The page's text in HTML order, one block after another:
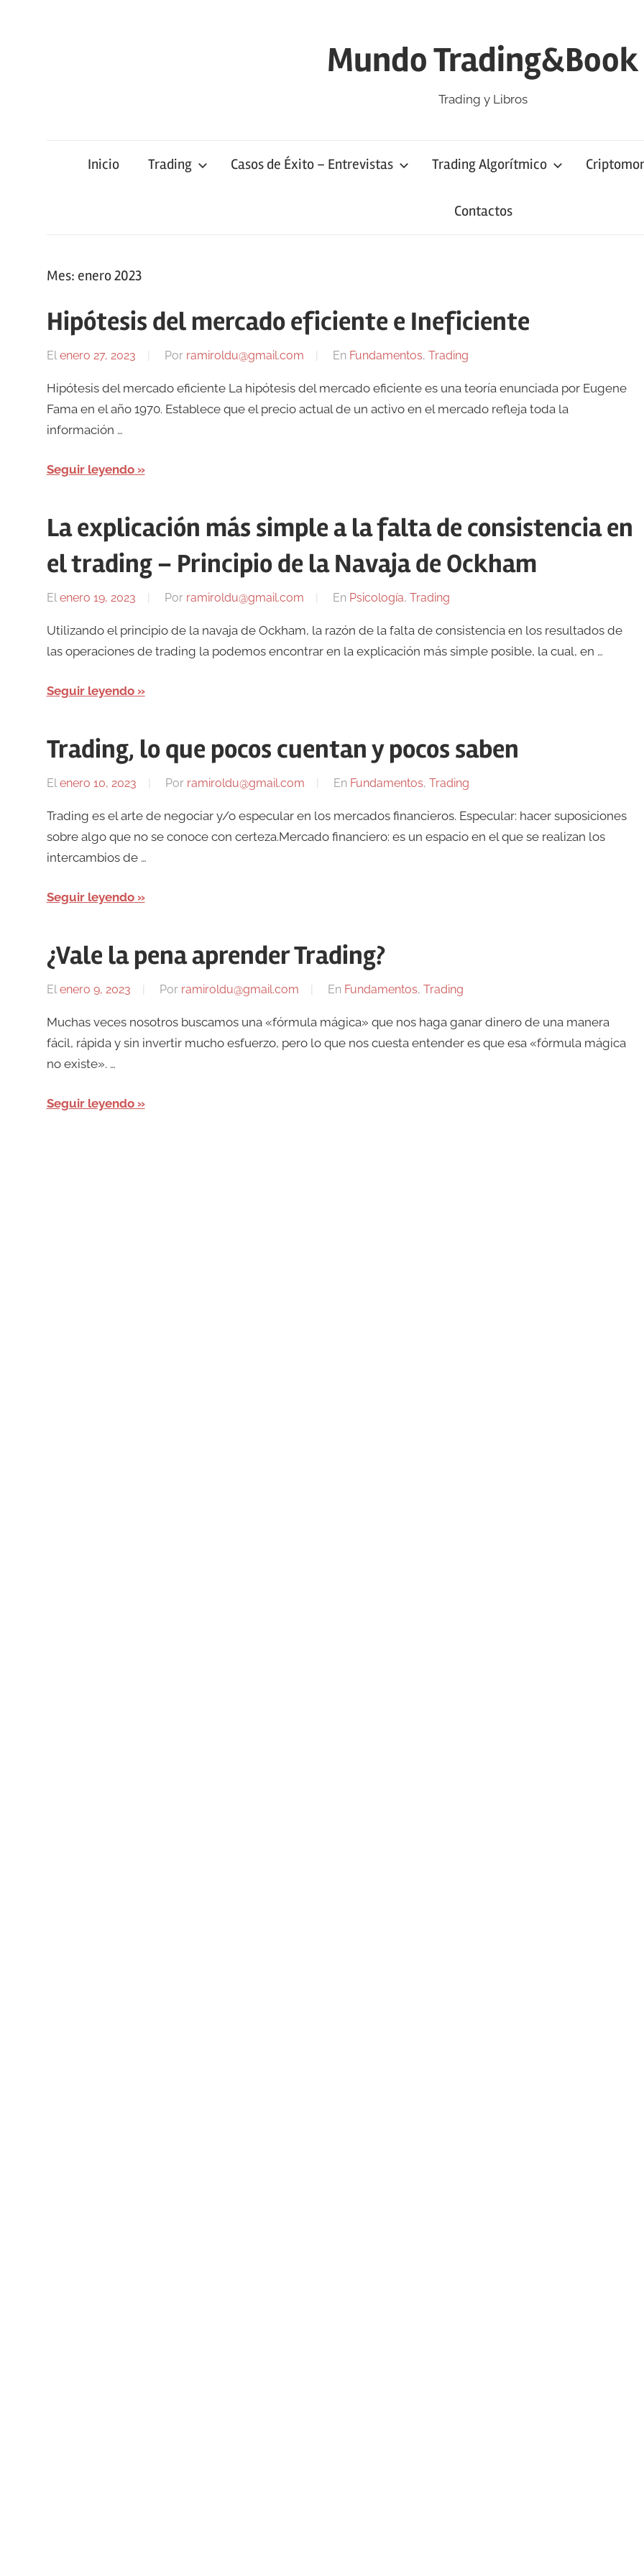
Mundo Trading&Book
Trading y Libros
Inicio Trading Casos de Éxito – Entrevistas Trading Algorítmico
Contactos
Mes: enero 2023
Hipótesis del mercado eficiente e Ineficiente
Elenero 27, 2023 Por ramiroldu@gmail.com En Fundamentos, Trading
Hipótesis del mercado eficiente La hipótesis del mercado eficiente es una teoría enunciada por Eugene
Fama en el año 1970. Establece que el precio actual de un activo en el mercado refleja toda la
información …
Seguir leyendo
La explicación más simple a la falta de consistencia en
el trading – Principio de la Navaja de Ockham
Elenero 19, 2023 Por ramiroldu@gmail.com En Psicología, Trading
Utilizando el principio de la navaja de Ockham, la razón de la falta de consistencia en los resultados de
las operaciones de trading la podemos encontrar en la explicación más simple posible, la cual, en …
Seguir leyendo
Trading, lo que pocos cuentan y pocos saben
Elenero 10, 2023 Por ramiroldu@gmail.com En Fundamentos, Trading
Trading es el arte de negociar y/o especular en los mercados financieros. Especular: hacer suposiciones
sobre algo que no se conoce con certeza.Mercado financiero: es un espacio en el que se realizan los
intercambios de …
Seguir leyendo
¿Vale la pena aprender Trading?
Elenero 9, 2023 Por ramiroldu@gmail.com En Fundamentos, Trading
Muchas veces nosotros buscamos una «fórmula mágica» que nos haga ganar dinero de una manera
fácil, rápida y sin invertir mucho esfuerzo, pero lo que nos cuesta entender es que esa «fórmula mágica
no existe». …
Seguir leyendo